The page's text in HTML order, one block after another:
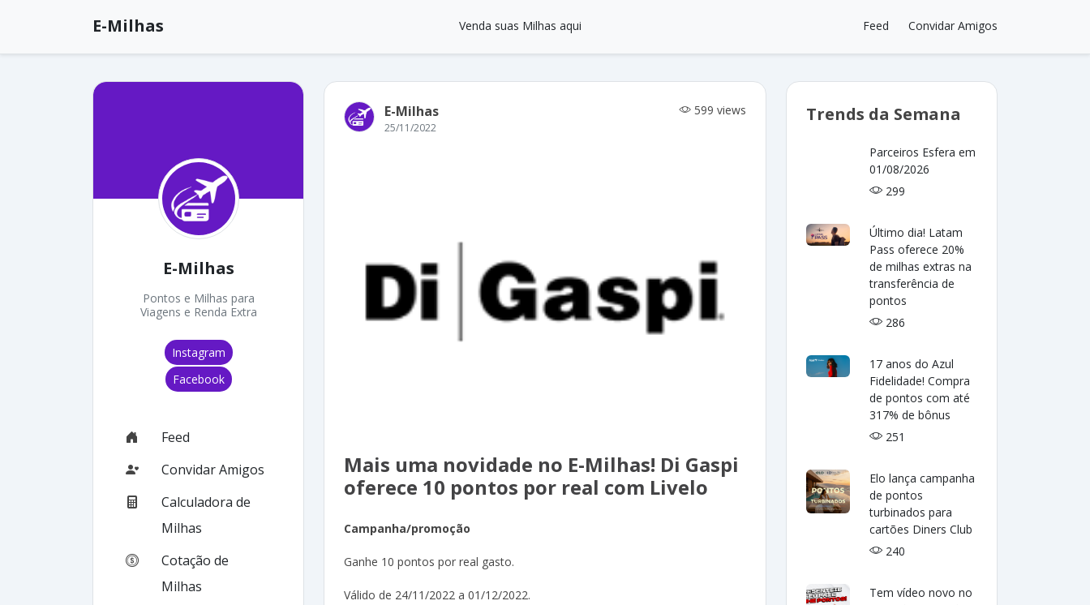
E-Milhas Venda suas Milhas aqui Feed Convidar Amigos
E-Milhas
Pontos e Milhas para
Viagens e Renda Extra
Instagram
Facebook
Feed
Convidar Amigos
Calculadora de
Milhas
Cotação de
Milhas
E-Milhas 599 views
25/11/2022
Mais uma novidade no E-Milhas! Di Gaspi
oferece 10 pontos por real com Livelo
Campanha/promoção
Ganhe 10 pontos por real gasto.
Válido de 24/11/2022 a 01/12/2022.
Trends da Semana
Parceiros Esfera em
01/08/2026
299
Último dia! Latam
Pass oferece 20%
de milhas extras na
transferência de
pontos
286
17 anos do Azul
Fidelidade! Compra
de pontos com até
317% de bônus
251
Elo lança campanha
de pontos
turbinados para
cartões Diners Club
240
Tem vídeo novo no